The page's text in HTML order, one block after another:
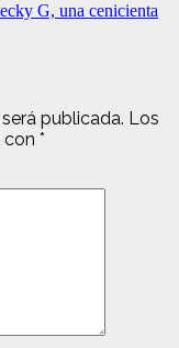
G, una cenicienta
publicada. Los
con *